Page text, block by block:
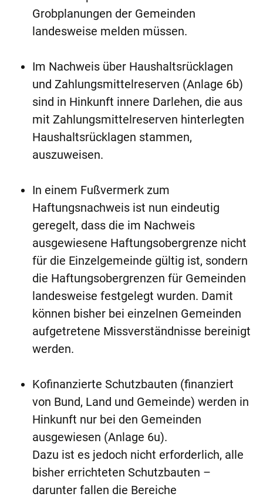
Grobplanungen der Gemeinden
landesweise melden müssen.
Im Nachweis über Haushaltsrücklagen
und Zahlungsmittelreserven (Anlage 6b)
sind in Hinkunft innere Darlehen, die aus
mit Zahlungsmittelreserven hinterlegten
Haushaltsrücklagen stammen,
auszuweisen.
In einem Fußvermerk zum
Haftungsnachweis ist nun eindeutig
geregelt, dass die im Nachweis
ausgewiesene Haftungsobergrenze nicht
für die Einzelgemeinde gültig ist, sondern
die Haftungsobergrenzen für Gemeinden
landes­weise festgelegt wurden. Damit
können bisher bei einzelnen Gemeinden
aufgetretene Missverständnisse bereinigt
werden.
Kofinanzierte Schutzbauten (finanziert
von Bund, Land und Gemeinde) werden in
Hinkunft nur bei den Gemeinden
ausgewiesen (Anlage 6u).
Dazu ist es jedoch nicht erforderlich, alle
bisher errichteten Schutzbauten –
darunter fallen die Bereiche